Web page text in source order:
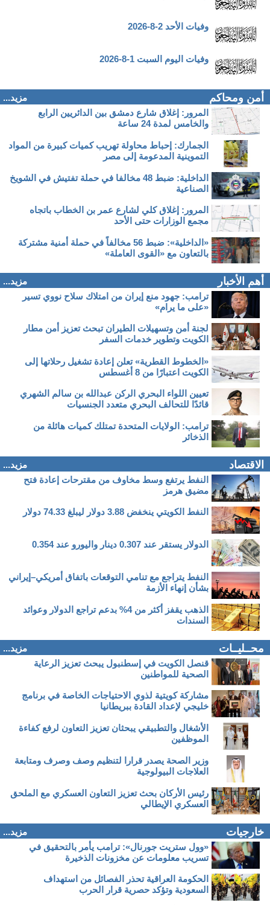
وفيات الأحد 2-8-2026
وفيات اليوم السبت 1-8-2026
أمن ومحاكم
مزيد...
المرور: إغلاق شارع دمشق بين الدائريين الرابع
والخامس لمدة 24 ساعة
الجمارك: إحباط محاولة تهريب كميات كبيرة من المواد
التموينية المدعومة إلى مصر
الداخلية: ضبط 48 مخالفا في حملة تفتيش في الشويخ
الصناعية
المرور: إغلاق كلي لشارع عمر بن الخطاب باتجاه
مجمع الوزارات حتى الأحد
«الداخلية»: ضبط 56 مخالفاً في حملة أمنية مشتركة
بالتعاون مع «القوى العاملة»
أهم الأخبار
مزيد...
ترامب: جهود منع إيران من امتلاك سلاح نووي تسير
«على ما يرام»
لجنة أمن وتسهيلات الطيران تبحث تعزيز أمن مطار
الكويت وتطوير خدمات السفر
«الخطوط القطرية» تعلن إعادة تشغيل رحلاتها إلى
الكويت اعتبارًا من 8 أغسطس
تعيين اللواء البحري الركن عبدالله بن سالم الشهري
قائدًا للتحالف البحري متعدد الجنسيات
ترامب: الولايات المتحدة تمتلك كميات هائلة من
الذخائر
الاقتصاد
مزيد...
النفط يرتفع وسط مخاوف من مقترحات إعادة فتح
مضيق هرمز
النفط الكويتي ينخفض 3.88 دولار ليبلغ 74.33 دولار
الدولار يستقر عند 0.307 دينار واليورو عند 0.354
النفط يتراجع مع تنامي التوقعات باتفاق أمريكي–إيراني
بشأن إنهاء الأزمة
الذهب يقفز أكثر من 4% بدعم تراجع الدولار وعوائد
السندات
محــليــات
مزيد...
قنصل الكويت في إسطنبول يبحث تعزيز الرعاية
الصحية للمواطنين
مشاركة كويتية لذوي الاحتياجات الخاصة في برنامج
خليجي لإعداد القادة ببريطانيا
الأشغال والتطبيقي يبحثان تعزيز التعاون لرفع كفاءة
الموظفين
وزير الصحة يصدر قرارا لتنظيم وصف وصرف ومتابعة
العلاجات البيولوجية
رئيس الأركان بحث تعزيز التعاون العسكري مع الملحق
العسكري الإيطالي
خارجيات
مزيد...
«وول ستريت جورنال»: ترامب يأمر بالتحقيق في
تسريب معلومات عن مخزونات الذخيرة
الحكومة العراقية تحذر الفصائل من استهداف
السعودية وتؤكد حصرية قرار الحرب